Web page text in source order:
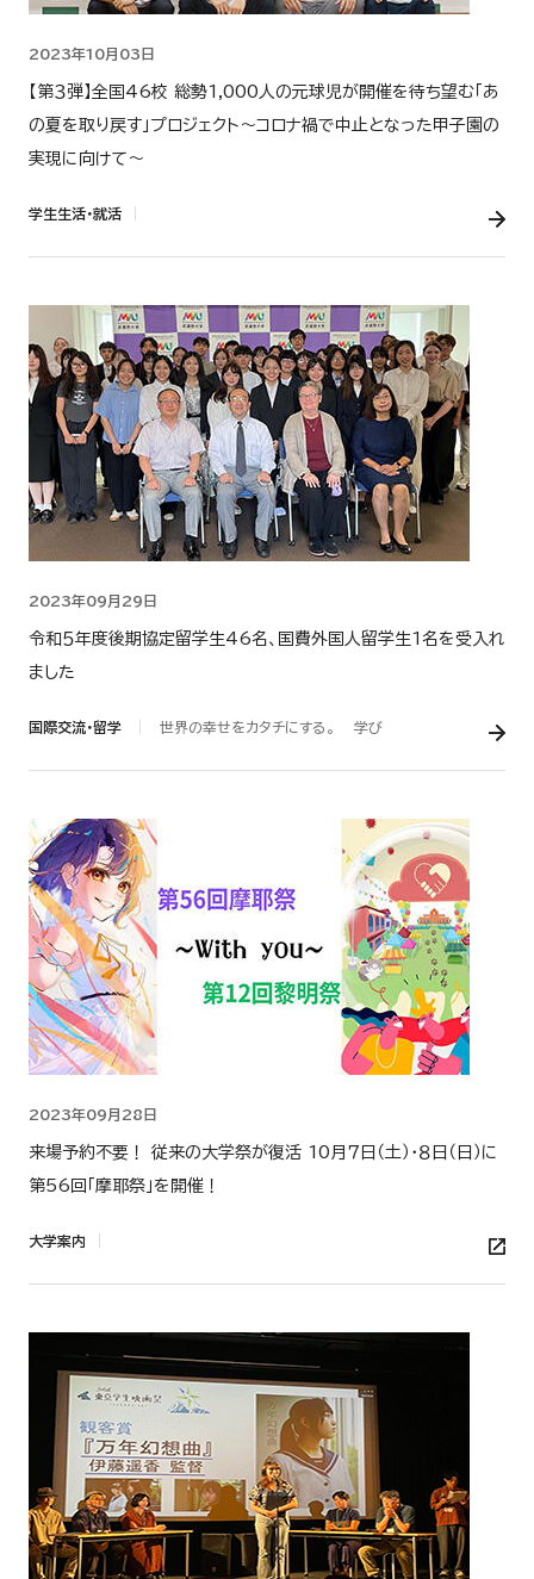
2023年10月03日
【第３弾】全国46校 総勢1,000人の元球児が開催を待ち望む「あ
の夏を取り戻す」プロジェクト～コロナ禍で中止となった甲子園の
実現に向けて～
学生生活・就活
2023年09月29日
令和５年度後期協定留学生46名、国費外国人留学生1名を受入れ
ました
国際交流・留学 世界の幸せをカタチにする。 学び
2023年09月28日
来場予約不要！ 従来の大学祭が復活 10月７日（土）・８日（日）に
第56回「摩耶祭」を開催！
大学案内